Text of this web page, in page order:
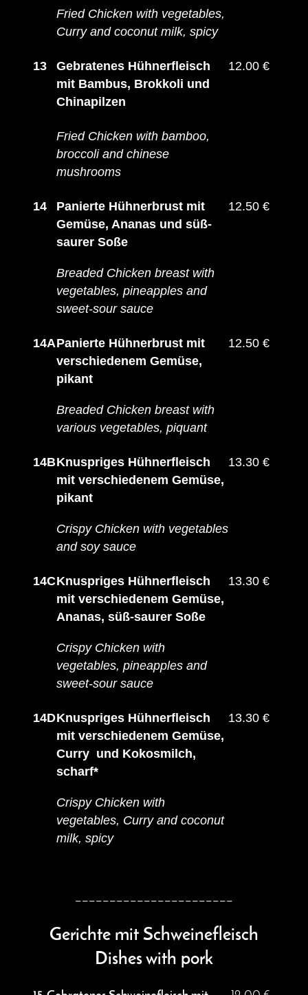
Fried Chicken with vegetables,
Curry and coconut milk, spicy
13
Gebratenes Hühnerfleisch
mit Bambus, Brokkoli und
Chinapilzen
Fried Chicken with bamboo,
broccoli and chinese
mushrooms
12.00 €
14
Panierte Hühnerbrust mit
Gemüse, Ananas und süß-
saurer Soße
Breaded Chicken breast with
vegetables, pineapples and
sweet-sour sauce
12.50 €
14APanierte Hühnerbrust mit
verschiedenem Gemüse,
pikant
Breaded Chicken breast with
various vegetables, piquant
12.50 €
14BKnuspriges Hühnerfleisch
mit verschiedenem Gemüse,
pikant
Crispy Chicken with vegetables
and soy sauce
13.30 €
14CKnuspriges Hühnerfleisch
mit verschiedenem Gemüse,
Ananas, süß-saurer Soße
Crispy Chicken with
vegetables, pineapples and
sweet-sour sauce
13.30 €
14DKnuspriges Hühnerfleisch
mit verschiedenem Gemüse,
Curry und Kokosmilch,
scharf*
Crispy Chicken with
vegetables, Curry and coconut
milk, spicy
13.30 €
_______________________
Gerichte mit Schweinefleisch
Dishes with pork